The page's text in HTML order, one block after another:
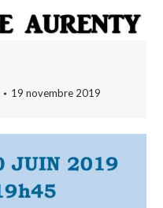
19 novembre 2019